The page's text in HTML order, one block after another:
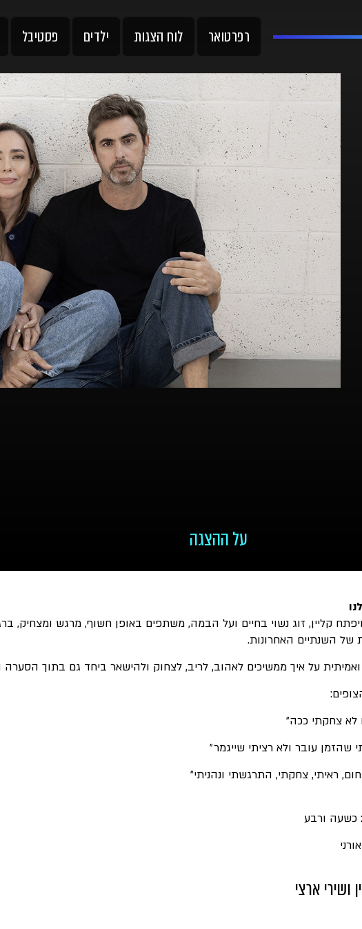
רפרטואר לוח הצגות ילדים פסטיבל
על ההצגה
קליין, זוג נשוי בחיים ועל הבמה, משתפים באופן חשוף, מרגש ומצחיק,
של השנתיים האחרונות.
על איך ממשיכים לאהוב, לריב, לצחוק ולהישאר ביחד גם בתוך הסערה
לא צחקתי ככה״
שהזמן עובר ולא רציתי שייגמר״
ראיתי, צחקתי, התרגשתי ונהניתי״
כשעה ורבע
ושירי ארצי